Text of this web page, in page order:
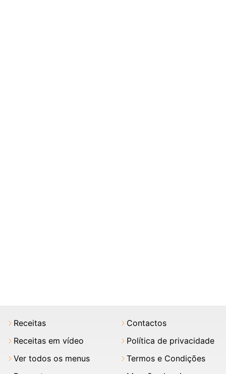
Receitas
Receitas em vídeo
Ver todos os menus
Contactos
Política de privacidade
Termos e Condições